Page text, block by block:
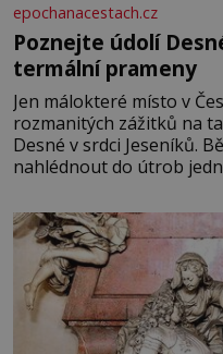
epochanacestach.cz
Poznejte údolí
termální prameny
Jen málokteré místo v
rozmanitých zážitků na
Desné v srdci Jeseníků.
nahlédnout do útrob
se na koloběžce a den
Velkých Losinách nebo v